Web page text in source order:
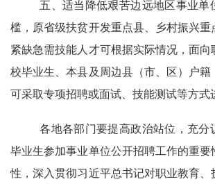
五、适当降低艰苦边远地区事业单
槛，原省级扶贫开发重点县、乡村振兴重
紧缺急需技能人才可根据实际情况，面向
校毕业生、本县及周边县（市、区）户
可采取专项招聘或面试、技能测试等方式
各地各部门要提高政治站位， 充分
毕业生参加事业单位公开招聘工作的重要
性 ，深入贯彻习近平总书记对职业教育